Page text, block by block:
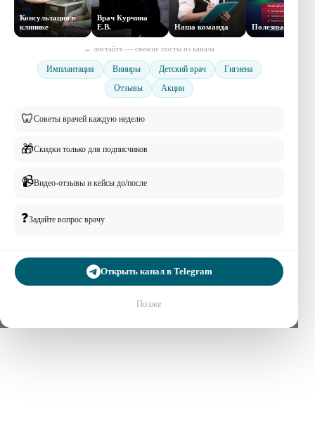
Консультация в
клинике
Врач Курчина
Е.В.
Наша команда Полезные советы
← листайте — свежие посты из канала
Имплантация Виниры Детский врач
Гигиена
Отзывы
Акции
🦷Советы врачей каждую неделю
🎁Скидки только для подписчиков
📹Видео-отзывы и кейсы до/после
❓Задайте вопрос врачу
Открыть канал в Telegram
Позже